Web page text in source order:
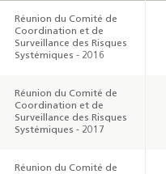
Réunion du Comité de
Coordination et de
Surveillance des Risques
Systémiques - 2016
Réunion du Comité de
Coordination et de
Surveillance des Risques
Systémiques - 2017
Réunion du Comité de